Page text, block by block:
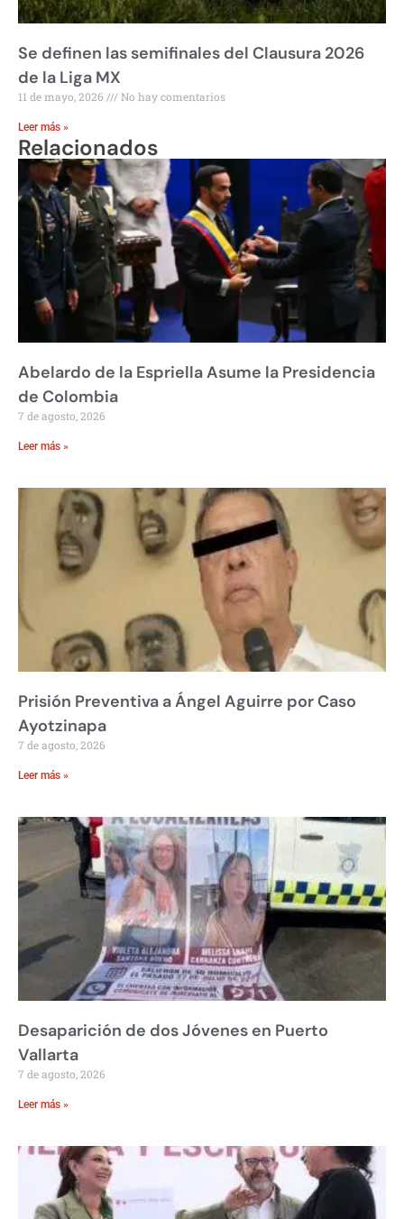
Se definen las semifinales del Clausura 2026
de la Liga MX
11 de mayo, 2026 No hay comentarios
Leer más »
Relacionados
Abelardo de la Espriella Asume la Presidencia
de Colombia
7 de agosto, 2026
Leer más »
Prisión Preventiva a Ángel Aguirre por Caso
Ayotzinapa
7 de agosto, 2026
Leer más »
Desaparición de dos Jóvenes en Puerto
Vallarta
7 de agosto, 2026
Leer más »